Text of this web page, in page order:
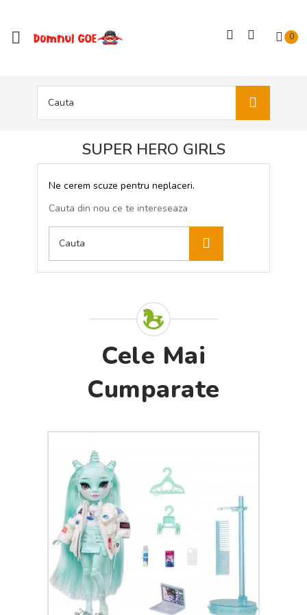
 0
SUPER HERO GIRLS
Ne cerem scuze pentru neplaceri.
Cauta din nou ce te intereseaza
Cele Mai
Cumparate